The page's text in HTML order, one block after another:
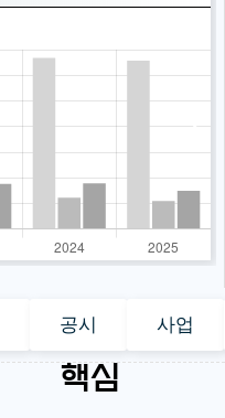
공시 사업
핵심